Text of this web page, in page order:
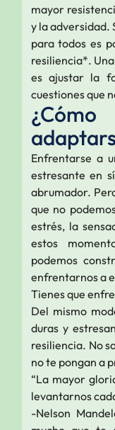
mayor
y la adversidad.
para todos es
resiliencia*.
es ajustar la
cuestiones que
Enfrentarse a
estresante en
abrumador.
que no
estrés, la
estos
podemos
enfrentarnos a
Tienes que
Del mismo
duras y
resiliencia. No
no te pongan a
“La mayor
levantarnos
-Nelson